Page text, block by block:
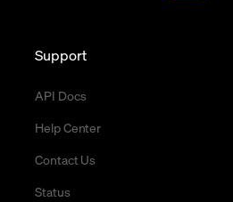
Support
API Docs
Help Center
Contact Us
Status